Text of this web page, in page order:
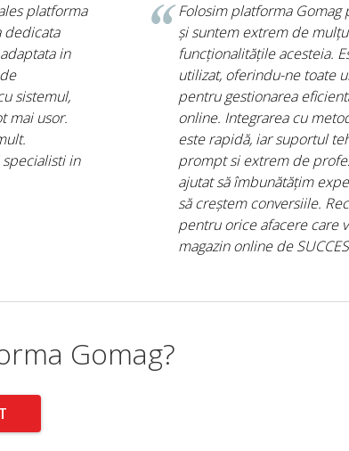
platforma
dedicata
in
sistemul,
mai usor.
specialisti in
Folosim platforma Gomag
și suntem extrem de
funcționalitățile acesteia.
utilizat, oferindu-ne toate
pentru gestionarea
online. Integrarea cu
este rapidă, iar suportul
prompt si extrem de
ajutat să îmbunătățim
să creștem conversiile.
pentru orice afacere care
magazin online de
Gomag?